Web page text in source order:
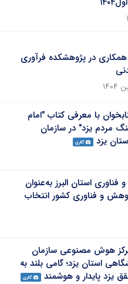
همکاری در پژوهشکده فرآوری
با معرفی کتاب "امام
مردم یزد" در سازمان
یزد
گالری
استان البرز به‌عنوان
و فناوری کشور انتخاب
هوش مصنوعی سازمان
استان یزد؛ گامی بلند به
یزد پایدار و هوشمند
گالری